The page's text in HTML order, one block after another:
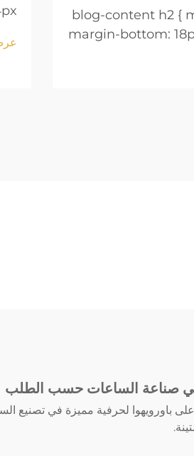
.blog-content h2 {
margin-bottom:
height: normal; }
{
في صناعة الساعات حسب الطلب
على باورويهوا لحرفية مميزة في